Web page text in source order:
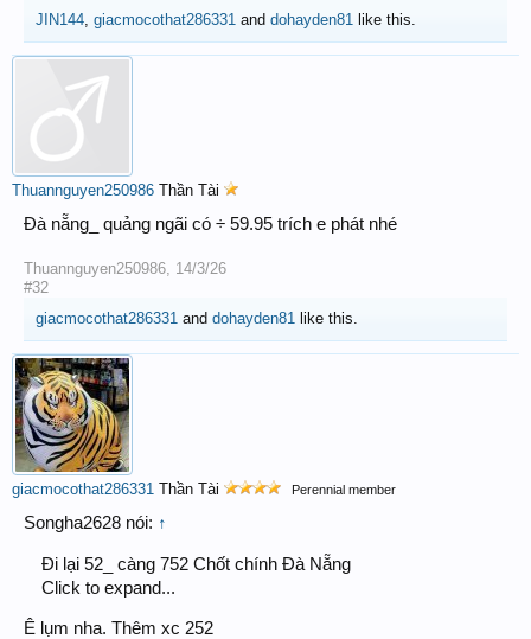
JIN144, giacmocothat286331 and dohayden81 like this.
Thuannguyen250986 Thần Tài
Đà nẵng_ quảng ngãi có ÷ 59.95 trích e phát nhé
Thuannguyen250986, 14/3/26
#32
giacmocothat286331 and dohayden81 like this.
giacmocothat286331 Thần Tài Perennial member
Songha2628 nói: ↑
Đi lại 52_ càng 752 Chốt chính Đà Nẵng
Click to expand...
Ê lụm nha. Thêm xc 252